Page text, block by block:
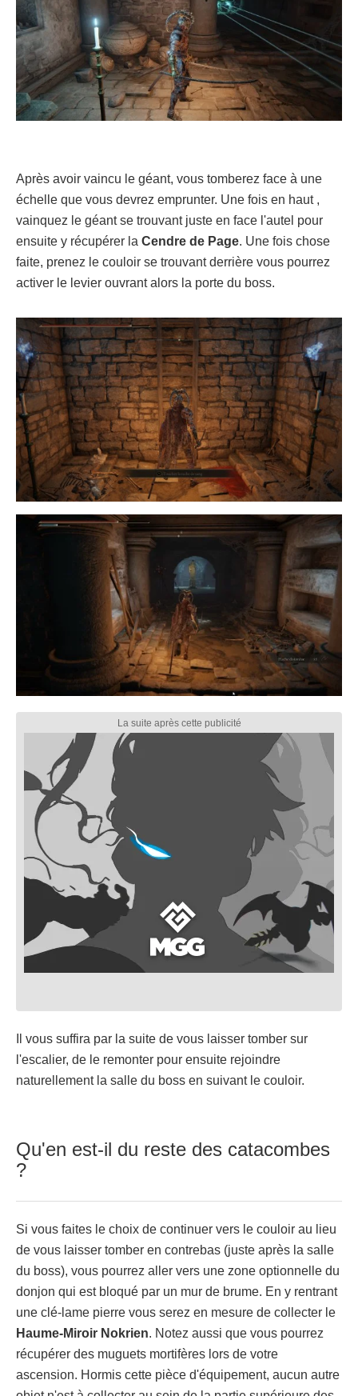
Après avoir vaincu le géant, vous tomberez face à une
échelle que vous devrez emprunter. Une fois en haut ,
vainquez le géant se trouvant juste en face l'autel pour
ensuite y récupérer la Cendre de Page. Une fois chose
faite, prenez le couloir se trouvant derrière vous pourrez
activer le levier ouvrant alors la porte du boss.
Il vous suffira par la suite de vous laisser tomber sur
l'escalier, de le remonter pour ensuite rejoindre
naturellement la salle du boss en suivant le couloir.
Qu'en est-il du reste des catacombes
?
Si vous faites le choix de continuer vers le couloir au lieu
de vous laisser tomber en contrebas (juste après la salle
du boss), vous pourrez aller vers une zone optionnelle du
donjon qui est bloqué par un mur de brume. En y rentrant
une clé-lame pierre vous serez en mesure de collecter le
Haume-Miroir Nokrien. Notez aussi que vous pourrez
récupérer des muguets mortifères lors de votre
ascension. Hormis cette pièce d'équipement, aucun autre